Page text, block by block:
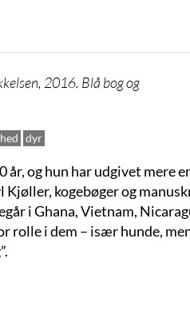
2016. Blå bog og
dyr
og hun har udgivet mere
Kjøller, kogebøger og
i Ghana, Vietnam,
i dem – især hunde,